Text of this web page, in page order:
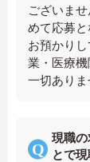
ございま
めて応募と
お預かり
業・医療
一切ありま
現職
とで